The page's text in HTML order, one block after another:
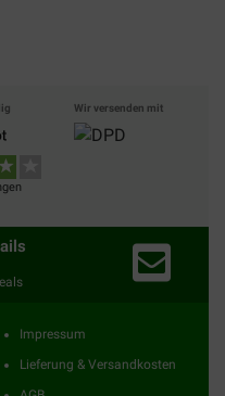
Wir versenden mit
Impressum
Lieferung & Versandkosten